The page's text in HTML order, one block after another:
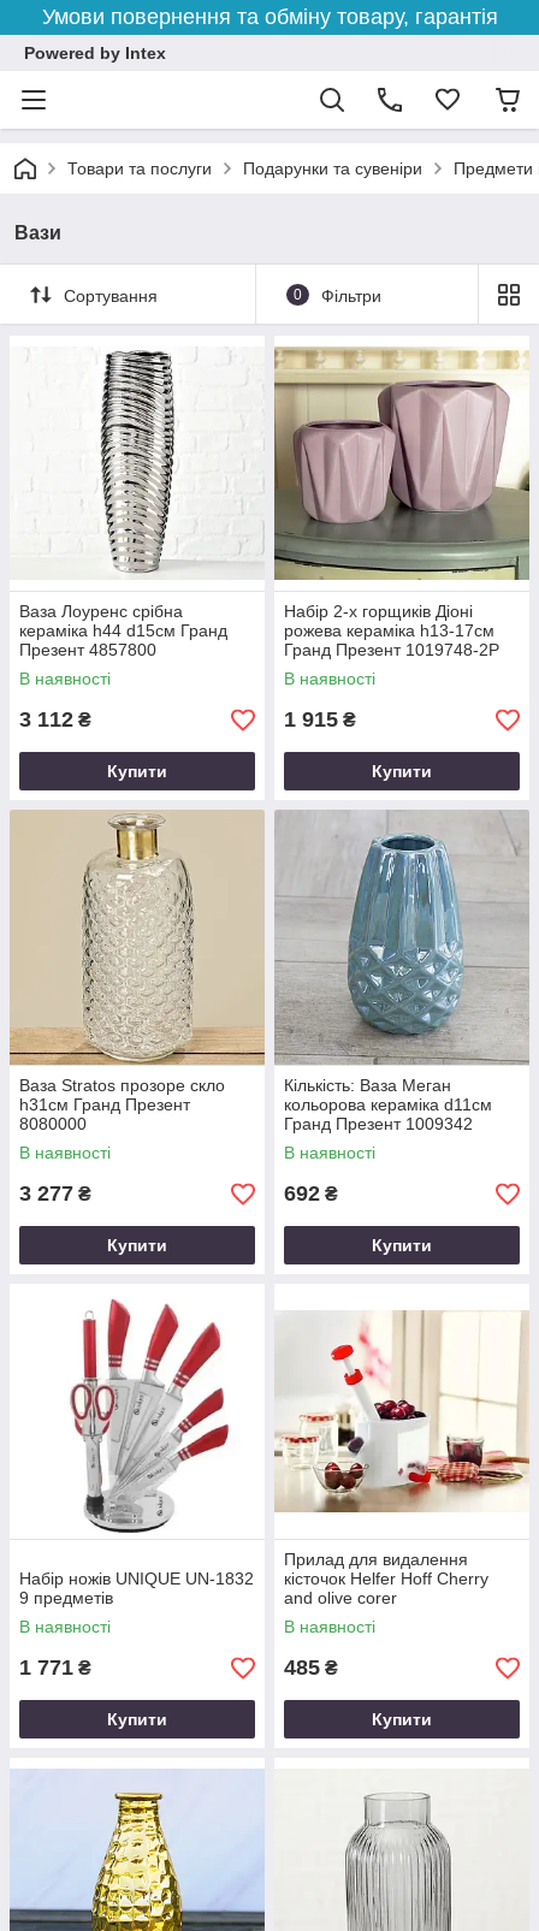
Умови повернення та обміну товару, гарантія
Powered by Intex
Товари та послуги Подарунки та сувеніри Предмети
Вази
Сортування 0 Фільтри
Ваза Лоуренс срібна
кераміка h44 d15см Гранд
Презент 4857800
В наявності
3 112 ₴
Купити
Набір 2-х горщиків Діоні
рожева кераміка h13-17см
Гранд Презент 1019748-2Р
В наявності
1 915 ₴
Купити
Ваза Stratos прозоре скло
h31см Гранд Презент
8080000
В наявності
3 277 ₴
Купити
Кількість: Ваза Меган
кольорова кераміка d11см
Гранд Презент 1009342
В наявності
692 ₴
Купити
Набір ножів UNIQUE UN-1832
9 предметів
В наявності
1 771 ₴
Купити
Прилад для видалення
кісточок Helfer Hoff Cherry
and olive corer
В наявності
485 ₴
Купити